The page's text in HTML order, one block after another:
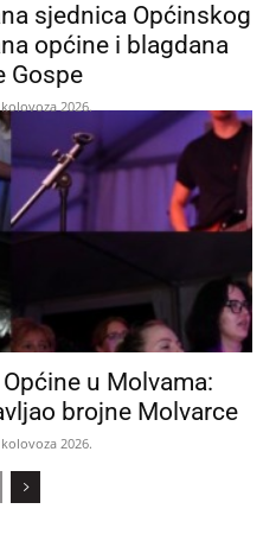
sjednica Općinskog
općine i blagdana
Gospe
2026.
Općine u Molvama:
brojne Molvarce
2026.